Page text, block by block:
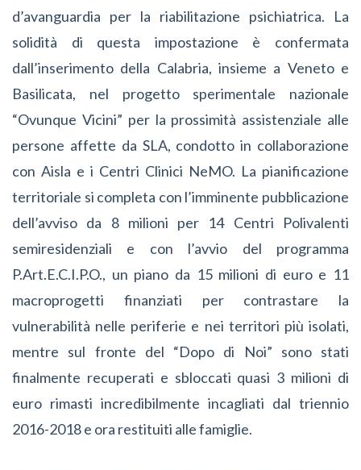
d’avanguardia per la riabilitazione psichiatrica. La
solidità di questa impostazione è confermata
dall’inserimento della Calabria, insieme a Veneto e
Basilicata, nel progetto sperimentale nazionale
“Ovunque Vicini” per la prossimità assistenziale alle
persone affette da SLA, condotto in collaborazione
con Aisla e i Centri Clinici NeMO. La pianificazione
territoriale si completa con l’imminente pubblicazione
dell’avviso da 8 milioni per 14 Centri Polivalenti
semiresidenziali e con l’avvio del programma
P.Art.E.C.I.P.O., un piano da 15 milioni di euro e 11
macroprogetti finanziati per contrastare la
vulnerabilità nelle periferie e nei territori più isolati,
mentre sul fronte del “Dopo di Noi” sono stati
finalmente recuperati e sbloccati quasi 3 milioni di
euro rimasti incredibilmente incagliati dal triennio
2016-2018 e ora restituiti alle famiglie.